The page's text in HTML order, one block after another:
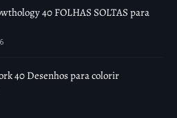
40 FOLHAS SOLTAS para
40 Desenhos para colorir